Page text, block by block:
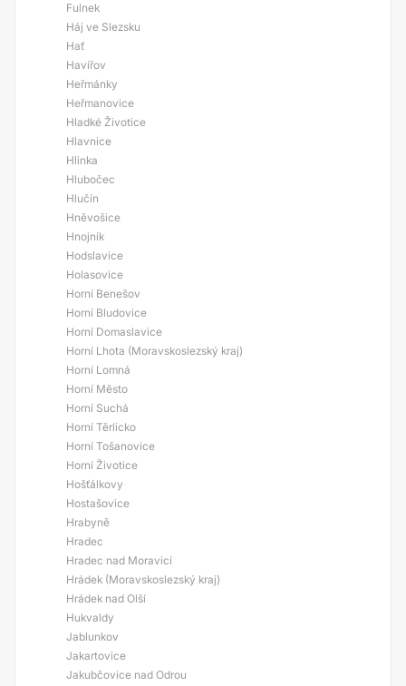
Fulnek
Háj ve Slezsku
Hať
Havířov
Heřmánky
Heřmanovice
Hladké Životice
Hlavnice
Hlinka
Hlubočec
Hlučín
Hněvošice
Hnojník
Hodslavice
Holasovice
Horní Benešov
Horní Bludovice
Horní Domaslavice
Horní Lhota (Moravskoslezský kraj)
Horní Lomná
Horní Město
Horní Suchá
Horní Těrlicko
Horní Tošanovice
Horní Životice
Hošťálkovy
Hostašovice
Hrabyně
Hradec
Hradec nad Moravicí
Hrádek (Moravskoslezský kraj)
Hrádek nad Olší
Hukvaldy
Jablunkov
Jakartovice
Jakubčovice nad Odrou